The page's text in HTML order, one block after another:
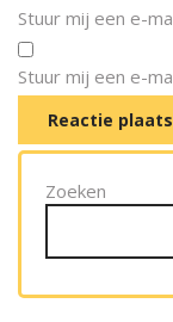
Stuur mij een e-
Stuur mij een e-
Zoeken